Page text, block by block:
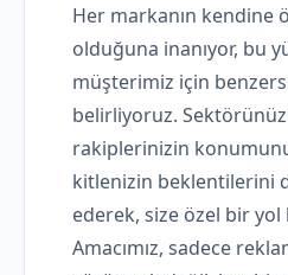
Her markanın kendine
olduğuna inanıyor, bu
müşterimiz için
belirliyoruz.
rakiplerinizin
kitlenizin beklentilerini
ederek, size özel bir yol
Amacımız, sadece